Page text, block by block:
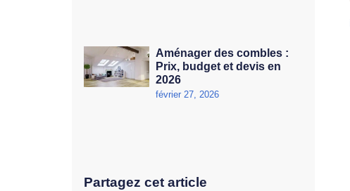
Aménager des combles :
Prix, budget et devis en
2026
février 27, 2026
Partagez cet article